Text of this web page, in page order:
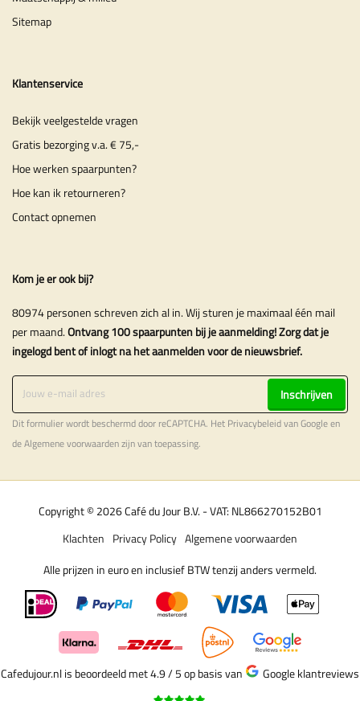
Sitemap
Klantenservice
Bekijk veelgestelde vragen
Gratis bezorging v.a. € 75,-
Hoe werken spaarpunten?
Hoe kan ik retourneren?
Contact opnemen
Kom je er ook bij?
80974 personen schreven zich al in. Wij sturen je maximaal één mail
per maand.Ontvang 100 spaarpunten bij je aanmelding! Zorg dat je
ingelogd bent of inlogt na het aanmelden voor de nieuwsbrief.
Inschrijven
Dit formulier wordt beschermd door reCAPTCHA. Het Privacybeleidvan Google en
deAlgemene voorwaardenzijn van toepassing.
Copyright © 2026 Café du Jour B.V. - VAT: NL866270152B01
Algemene voorwaarden
Privacy Policy
Klachten
Alle prijzen in euro en inclusief BTW tenzij anders vermeld.
Cafedujour.nl is beoordeeld met 4.9 / 5op basis van Google klantreviews